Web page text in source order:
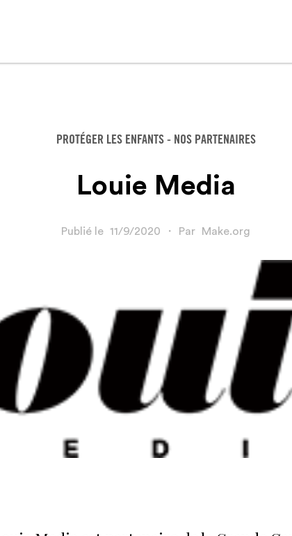
PROTÉGER LES ENFANTS - NOS PARTENAIRES
Louie Media
Publié le 11/9/2020 ・ Par Make.org